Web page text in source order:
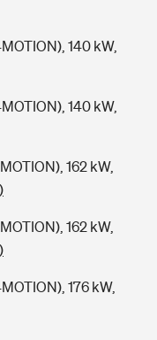
140 kW,
140 kW,
162 kW,
162 kW,
176 kW,